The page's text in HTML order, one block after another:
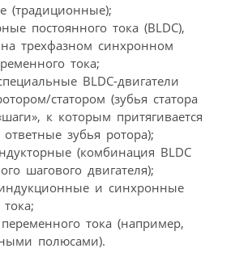
(традиционные);
постоянного тока (BLDC),
трехфазном синхронном
тока;
BLDC-двигатели
статором (зубья статора
к которым притягивается
зубья ротора);
(комбинация BLDC
шагового двигателя);
и синхронные
тока (например,
полюсами).